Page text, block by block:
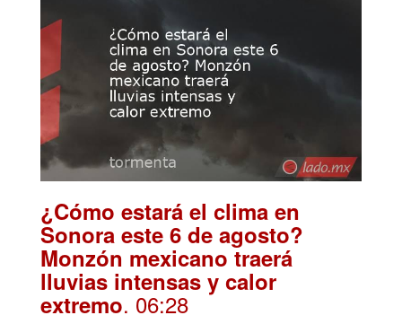
¿Cómo estará el clima en
Sonora este 6 de agosto?
Monzón mexicano traerá
lluvias intensas y calor
extremo. 06:28